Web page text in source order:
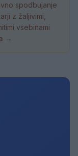
spodbujanje
z žaljivimi,
vsebinami
→